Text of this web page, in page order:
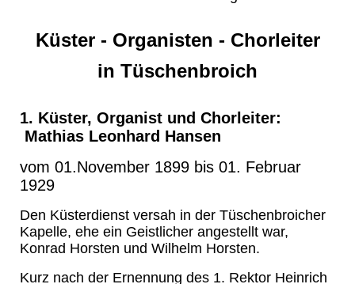
Küster - Organisten - Chorleiter
in Tüschenbroich
1. Küster, Organist und Chorleiter:
Mathias Leonhard Hansen
vom 01.November 1899 bis 01. Februar
1929
Den Küsterdienst versah in der Tüschenbroicher
Kapelle, ehe ein Geistlicher angestellt war,
Konrad Horsten und Wilhelm Horsten.
Kurz nach der Ernennung des 1. Rektor Heinrich